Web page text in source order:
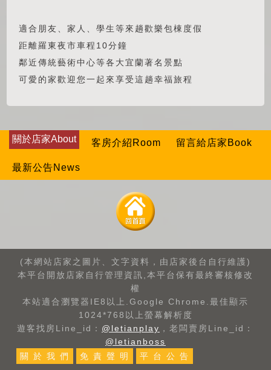
適合朋友、家人、學生等來趟歡樂包棟度假
距離羅東夜市車程10分鐘
鄰近傳統藝術中心等各大宜蘭著名景點
可愛的家歡迎您一起來享受這趟幸福旅程
關於店家About 客房介紹Room 留言給店家Book
最新公告News
(本網站店家之圖片、文字資料，由店家後台自行維護)
本平台開放店家自行管理資訊,本平台保有最終審核修改
權
本站適合瀏覽器IE8以上.Google Chrome.最佳顯示
1024*768以上螢幕解析度
遊客找房Line_id： @letianplay ，老闆賣房Line_id：
@letianboss
關 於 我 們
免 責 聲 明 平 台 公 告